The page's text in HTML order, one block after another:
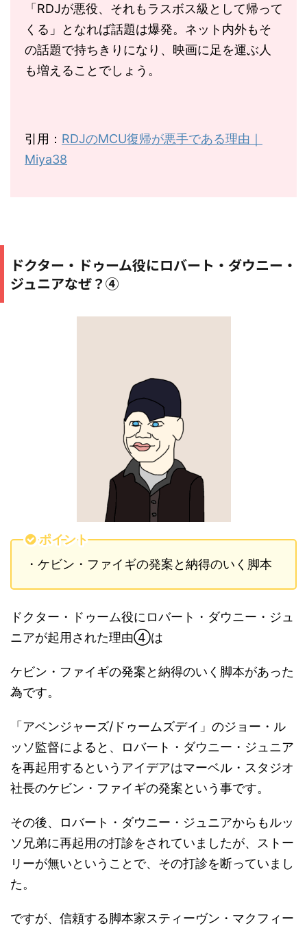
「RDJが悪役、それもラスボス級として帰って
くる」となれば話題は爆発。ネット内外もそ
の話題で持ちきりになり、映画に足を運ぶ人
も増えることでしょう。
引用： RDJのMCU復帰が悪手である理由｜
Miya38
ドクター・ドゥーム役にロバート・ダウニー・
ジュニアなぜ？④
ポイント
・ケビン・ファイギの発案と納得のいく脚本
ドクター・ドゥーム役にロバート・ダウニー・ジュ
ニアが起用された理由④は
ケビン・ファイギの発案と納得のいく脚本があった
為です。
「アベンジャーズ/ドゥームズデイ」のジョー・ル
ッソ監督によると、ロバート・ダウニー・ジュニア
を再起用するというアイデアはマーベル・スタジオ
社長のケビン・ファイギの発案という事です。
その後、ロバート・ダウニー・ジュニアからもルッ
ソ兄弟に再起用の打診をされていましたが、ストー
リーが無いということで、その打診を断っていまし
た。
ですが、信頼する脚本家スティーヴン・マクフィー